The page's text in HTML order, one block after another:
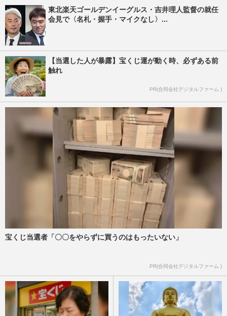
東北楽天ゴールデンイーグルス・吉井理人監督の就任
会見で〈名札・握手・マイクなし〉...
【当選した人が暴露】宝くじ運が動く時、必ずある前
触れ
PR(合同会社デジタルファーム )
宝くじ当選者「〇〇をやらずに買うのはもったいない」
PR(合同会社デジタルファーム )